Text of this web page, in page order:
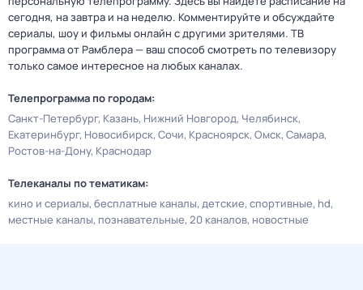
сегодня, на завтра и на неделю. Комментируйте и обсуждайте
сериалы, шоу и фильмы онлайн с другими зрителями. ТВ
программа от Рамблера — ваш способ смотреть по телевизору
только самое интересное на любых каналах.
Телепрограмма по городам:
Санкт-Петербург Казань Нижний Новгород Челябинск
Екатеринбург Новосибирск Сочи Красноярск Омск Самара
Ростов-на-Дону Краснодар
Телеканалы по тематикам:
кино и сериалы бесплатные каналы детские спортивные hd
местные каналы познавательные 20 каналов новостные